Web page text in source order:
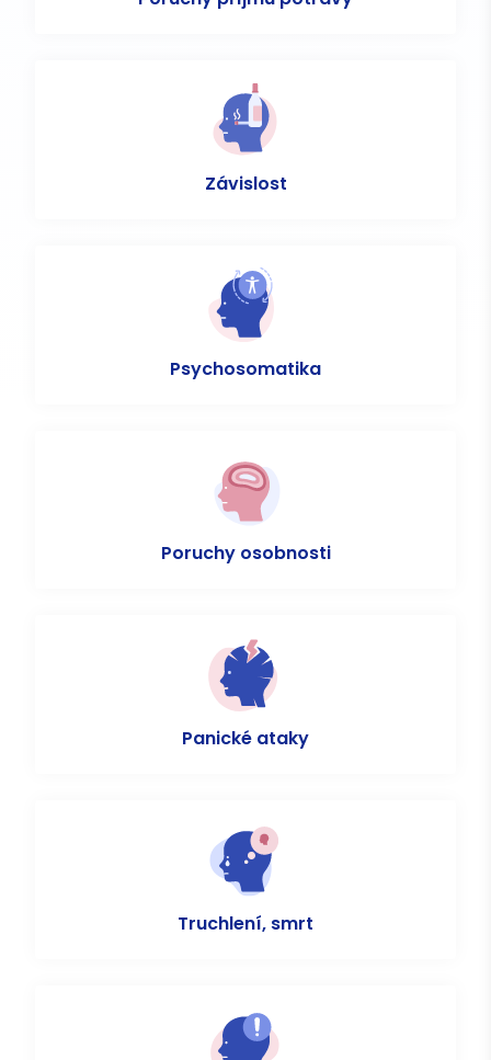
Závislost
Psychosomatika
Poruchy osobnosti
Panické ataky
Truchlení, smrt